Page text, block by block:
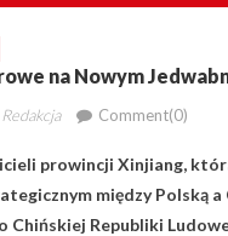
na Nowym
Author
Redakcja Comment(0)
prowincji Xinjiang,
między Polską a
Chińskiej Republiki